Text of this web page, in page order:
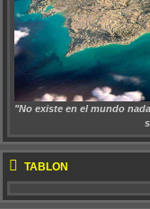
"No existe en el mundo
TABLÓN